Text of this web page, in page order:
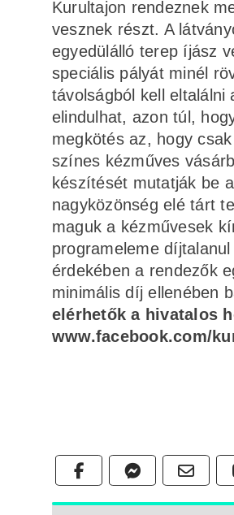
Kurultajon rendeznek
vesznek részt. A
egyedülálló terep íjász
speciális pályát minél
távolságból kell eltalálni
elindulhat, azon túl,
megkötés az, hogy
színes kézműves
készítését mutatják be
nagyközönség elé tárt
maguk a kézművesek
programeleme
érdekében a rendezők
minimális díj ellenében
elérhetők a hivatalos
www.facebook.com/